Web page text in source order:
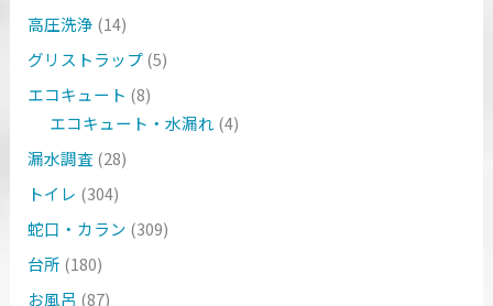
高圧洗浄 (14)
グリストラップ(5)
エコキュート (8)
エコキュート・水漏れ (4)
漏水調査 (28)
トイレ (304)
蛇口・カラン (309)
台所 (180)
お風呂 (87)